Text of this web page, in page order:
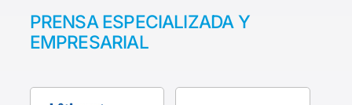
PRENSA ESPECIALIZADA Y
EMPRESARIAL